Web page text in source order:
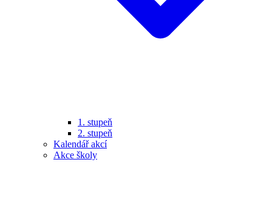
1. stupeň
2. stupeň
Kalendář akcí
Akce školy